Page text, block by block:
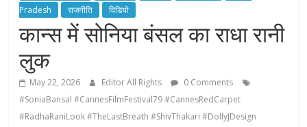
Pradesh
राजनीति विडियो
कान्स में सोनिया बंसल का राधा रानी
लुक
May 22, 2026 Editor All Rights
0 Comments
#SoniaBansal #CannesFilmFestival79 #CannesRedCarpet
#RadhaRaniLook #TheLastBreath #ShivThakari #DollyJDesign